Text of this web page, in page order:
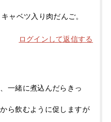
ャベツ入り肉だんご。
ログインして返信する
一緒に煮込んだらきっ
ら飲むように促しますが